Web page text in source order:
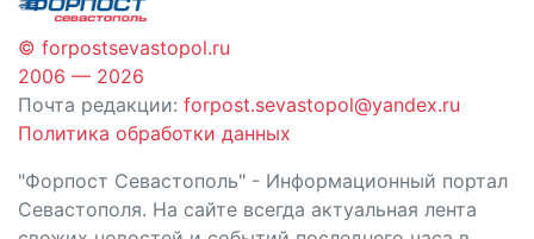
© forpostsevastopol.ru
2006 — 2026
Почта редакции: forpost.sevastopol@yandex.ru
Политика обработки данных
"Форпост Севастополь" - Информационный портал
Севастополя. На сайте всегда актуальная лента